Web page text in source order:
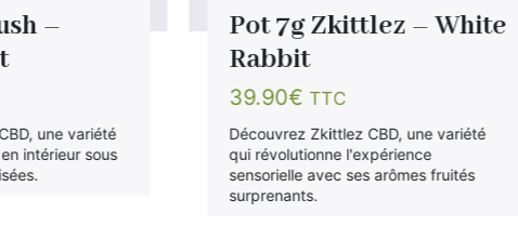
–
une variété
intérieur sous
Pot 7g Zkittlez – White
Rabbit
39.90€ TTC
Découvrez Zkittlez CBD, une variété
qui révolutionne l'expérience
sensorielle avec ses arômes fruités
surprenants.